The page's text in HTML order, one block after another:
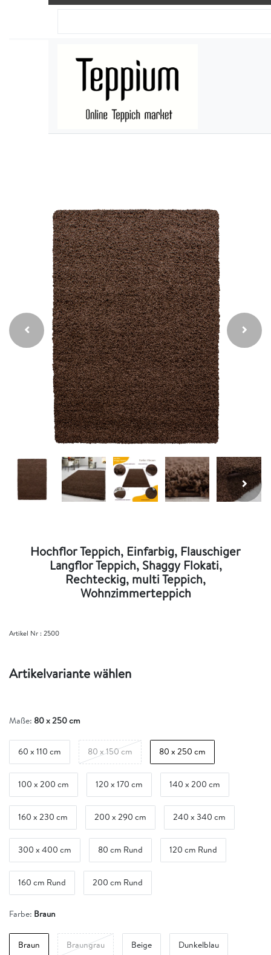
Hochflor Teppich, Einfarbig, Flauschiger
Langflor Teppich, Shaggy Flokati,
Rechteckig, multi Teppich,
Wohnzimmerteppich
Artikel Nr :2500
Artikelvariante wählen
Maße: 80 x 250 cm
60 x 110 cm 80 x 150 cm 80 x 250 cm
100 x 200 cm 120 x 170 cm 140 x 200 cm
160 x 230 cm 200 x 290 cm 240 x 340 cm
300 x 400 cm 80 cm Rund 120 cm Rund
160 cm Rund 200 cm Rund
Farbe: Braun
Braun Braungrau Beige Dunkelblau